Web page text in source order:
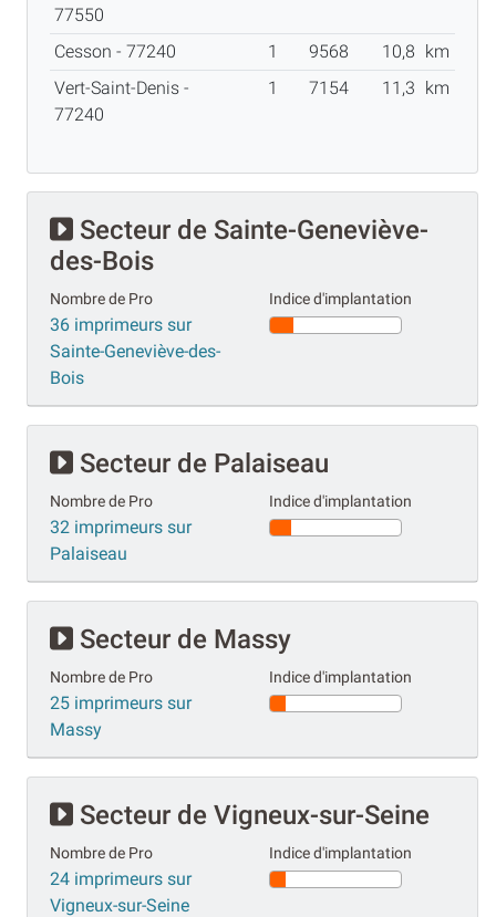
77550
Cesson - 77240 1 9568 10,8 km
Vert-Saint-Denis -
77240
1 7154 11,3 km
Secteur de Sainte-Geneviève-
des-Bois
Nombre de Pro
36 imprimeurs sur
Sainte-Geneviève-des-
Bois
Indice d'implantation
Secteur de Palaiseau
Nombre de Pro
32 imprimeurs sur
Palaiseau
Indice d'implantation
Secteur de Massy
Nombre de Pro
25 imprimeurs sur
Massy
Indice d'implantation
Secteur de Vigneux-sur-Seine
Nombre de Pro
24 imprimeurs sur
Vigneux-sur-Seine
Indice d'implantation